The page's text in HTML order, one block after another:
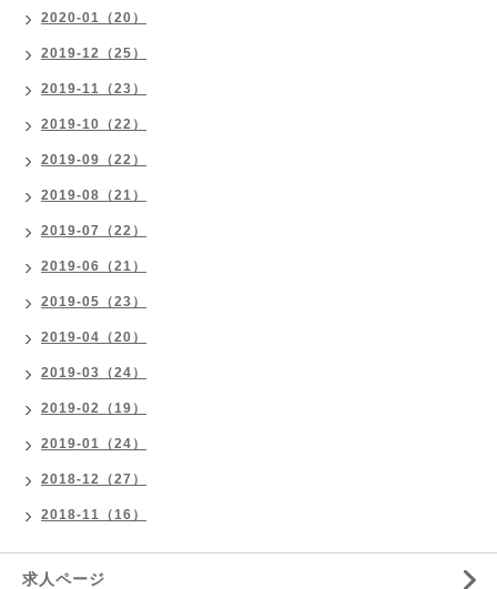
2020-01（20）
2019-12（25）
2019-11（23）
2019-10（22）
2019-09（22）
2019-08（21）
2019-07（22）
2019-06（21）
2019-05（23）
2019-04（20）
2019-03（24）
2019-02（19）
2019-01（24）
2018-12（27）
2018-11（16）
求人ページ